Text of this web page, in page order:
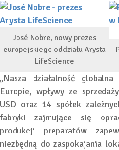
José Nobre, nowy prezes
europejskiego oddziału Arysta
LifeScience
„Nasza działalność
Europie, wpływy ze
USD oraz 14 spółek
fabryki zajmujące się
produkcji preparatów
niezbędną do zaspokajania